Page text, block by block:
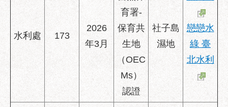
發
包
水利處 173
2026
年3月
育署-
保育共
生地
（OEC
Ms）
認證
社子島
濕地
戀戀水
綠 臺
北水利